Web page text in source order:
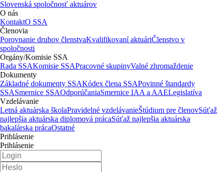
Slovenská spoločnosť aktuárov
O nás
KontaktO SSA
Členovia
Porovnanie druhov členstvaKvalifikovaní aktuáriČlenstvo v
spoločnosti
Orgány/Komisie SSA
Rada SSAKomisie SSAPracovné skupinyValné zhromaždenie
Dokumenty
Základné dokumenty SSAKódex člena SSAPovinné štandardy
SSASmernice SSAOdporúčaniaSmernice IAA a AAELegislatíva
Vzdelávanie
Letná aktuárska školaPravidelné vzdelávanieŠtúdium pre členovSúťaž
najlepšia aktuárska diplomová prácaSúťaž najlepšia aktuárska
bakalárska prácaOstatné
Prihlásenie
Prihlásenie